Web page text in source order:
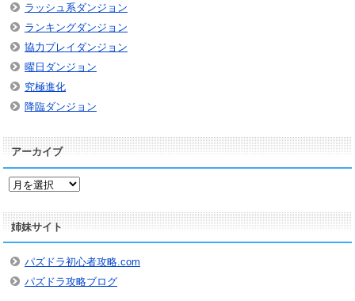
ラッシュ系ダンジョン
ランキングダンジョン
協力プレイダンジョン
曜日ダンジョン
究極進化
降臨ダンジョン
アーカイブ
ア
カ
イ
ブ
姉妹サイト
パズドラ初心者攻略.com
パズドラ攻略ブログ